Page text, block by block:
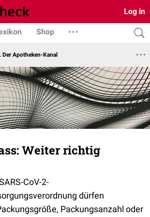
Log in
Shop
Der Apotheken-Kanal
Weiter richtig
CoV-2-
dürfen
Packungsanzahl oder